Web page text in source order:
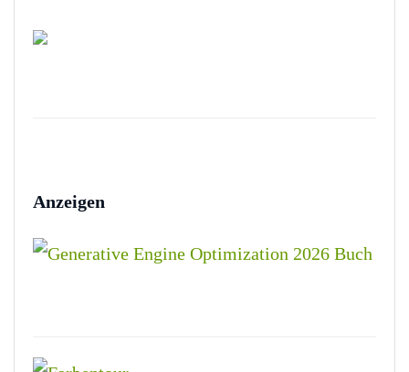
Anzeigen